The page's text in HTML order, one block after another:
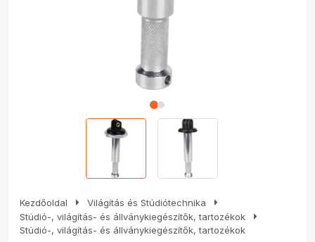
Kezdőoldal arrow_right Világítás és Stúdiótechnika arrow_right
Stúdió-, világítás- és állványkiegészítők, tartozékok arrow_right
Stúdió-, világítás- és állványkiegészítők, tartozékok